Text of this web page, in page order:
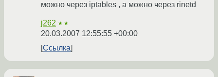
можно через iptables , а можно через rinetd
j262 ★★
20.03.2007 12:55:55 +00:00
Ссылка